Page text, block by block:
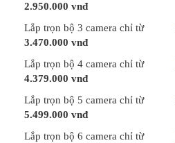
2.950.000 vnđ
Lắp trọn bộ 3 camera chỉ từ
3.470.000 vnđ
Lắp trọn bộ 4 camera chỉ từ
4.379.000 vnđ
Lắp trọn bộ 5 camera chỉ từ
5.499.000 vnđ
Lắp trọn bộ 6 camera chỉ từ